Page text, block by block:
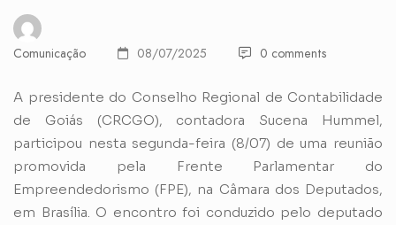
Comunicação 08/07/2025 0 comments
A presidente do Conselho Regional de Contabilidade
de Goiás (CRCGO), contadora Sucena Hummel,
participou nesta segunda-feira (8/07) de uma reunião
promovida pela Frente Parlamentar do
Empreendedorismo (FPE), na Câmara dos Deputados,
em Brasília. O encontro foi conduzido pelo deputado